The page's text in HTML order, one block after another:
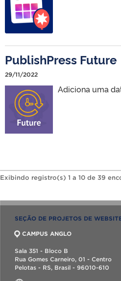
PublishPress Future
29/11/2022
Adiciona uma
Exibindo registro(s) 1 a 10 de 39
SEÇÃO DE PROJETOS DE
CAMPUS ANGLO
Sala 351 - Bloco B
Rua Gomes Carneiro, 01 - Centro
Pelotas - RS, Brasil - 96010-610